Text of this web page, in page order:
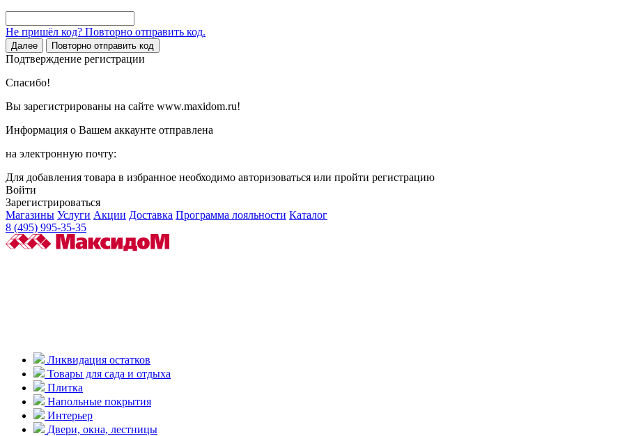
Не пришёл код? Повторно отправить код.
Далее Повторно отправить код
Подтверждение регистрации
Спасибо!
Вы зарегистрированы на сайте www.maxidom.ru!
Информация о Вашем аккаунте отправлена
на электронную почту:
Для добавления товара в избранное необходимо авторизоваться или пройти регистрацию
Войти
Зарегистрироваться
Магазины Услуги Акции Доставка Программа лояльности Каталог
8 (495) 995-35-35
Ликвидация остатков
Товары для сада и отдыха
Плитка
Напольные покрытия
Интерьер
Двери, окна, лестницы